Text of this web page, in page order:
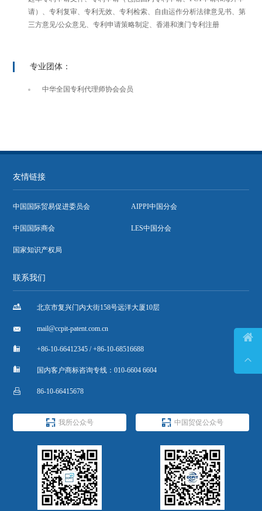
请）、专利复审、专利无效、专利检索、自由运作分析法律意见书、第
三方意见/公众意见、专利申请策略制定、香港和澳门专利注册
专业团体：
中华全国专利代理师协会会员
友情链接
中国国际贸易促进委员会 AIPPI中国分会
中国国际商会 LES中国分会
国家知识产权局
联系我们
 北京市复兴门内大街158号远洋大厦10层
 mail@ccpit-patent.com.cn
 +86-10-66412345 / +86-10-68516688
 国内客户商标咨询专线：010-6604 6604
 86-10-66415678
 我所公众号  中国贸促公众号

